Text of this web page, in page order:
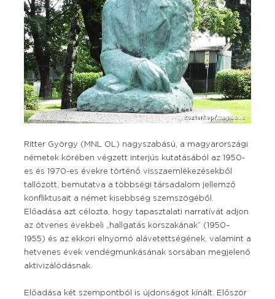
Ritter György (MNL OL) nagyszabású, a magyarországi
németek körében végzett interjús kutatásából az 1950-
es és 1970-es évekre történő visszaemlékezésekből
tallózott, bemutatva a többségi társadalom jellemző
konfliktusait a német kisebbség szemszögéből.
Előadása azt célozta, hogy tapasztalati narratívát adjon
az ötvenes évekbeli „hallgatás korszakának” (1950–
1955) és az ekkori elnyomó alávetettségének, valamint a
hetvenes évek vendégmunkásának sorsában megjelenő
aktivizálódásnak.
Előadása két szempontból is újdonságot kínált. Először